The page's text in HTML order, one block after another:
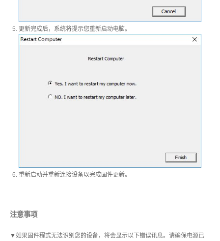
更新完成后，系统将提示您重新启动电脑。
重新启动并重新连接设备以完成固件更新。
注意事项
▼如果固件程式无法识别您的设备，将会显示以下错误讯息。请确保电源已